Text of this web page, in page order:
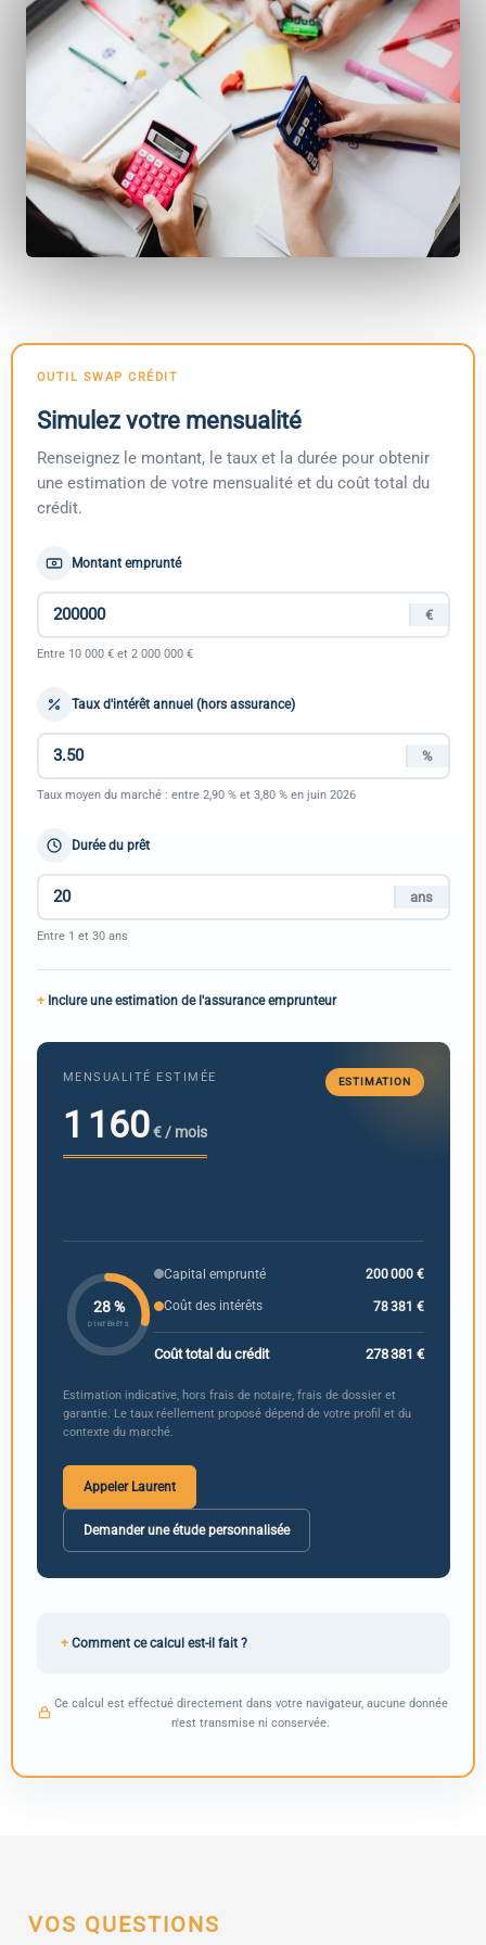
OUTIL SWAP CRÉDIT
Simulez votre mensualité
Renseignez le montant, le taux et la durée pour obtenir
une estimation de votre mensualité et du coût total du
crédit.
Montant emprunté
€
Entre 10 000 € et 2 000 000 €
Taux d'intérêt annuel (hors assurance)
%
Taux moyen du marché : entre 2,90 % et 3,80 % en juin 2026
Durée du prêt
ans
Entre 1 et 30 ans
Inclure une estimation de l'assurance emprunteur
ESTIMATION
MENSUALITÉ ESTIMÉE
1 160€ / mois
28 %
D'INTÉRÊTS
Capital emprunté
200 000 €
Coût des intérêts
78 381 €
Coût total du crédit 278 381 €
Estimation indicative, hors frais de notaire, frais de dossier et
garantie. Le taux réellement proposé dépend de votre profil et du
contexte du marché.
Appeler Laurent
Demander une étude personnalisée
Comment ce calcul est-il fait ?
Ce calcul est effectué directement dans votre navigateur, aucune donnée
n'est transmise ni conservée.
VOS QUESTIONS